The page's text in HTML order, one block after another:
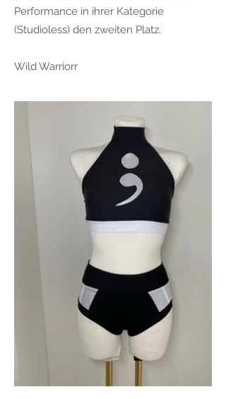
Performance in ihrer Kategorie
(Studioless) den zweiten Platz.
Wild Warriorr